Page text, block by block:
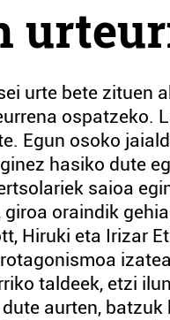
urte bete zituen
ospatzeko.
Egun osoko
hasiko dute
saioa
oraindik
Hiruki eta Irizar
taldeek, etzi
aurten,